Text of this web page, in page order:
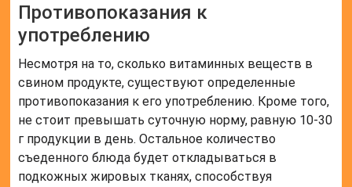
Противопоказания к
употреблению
Несмотря на то, сколько витаминных веществ в
свином продукте, существуют определенные
противопоказания к его употреблению. Кроме того,
не стоит превышать суточную норму, равную 10-30
г продукции в день. Остальное количество
съеденного блюда будет откладываться в
подкожных жировых тканях, способствуя